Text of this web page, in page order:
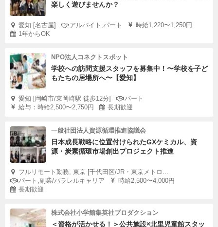
楽しく遊びませんか？
愛知 [名古屋] アルバイト,パート
時給1,220〜1,250円
1年からOK
NPO法人コネクトスポット
学校への訪問支援スタッフを募集中！〜学校を子ど
もたちの居場所へ〜【愛知】
愛知 [岡崎市/東岡崎駅 徒歩12分]
パート
給与：時給2,500〜2,750円
長期歓迎
一般社団法人資源循環推進協議会
日本成長戦略に位置付けられたGXケミカル、資
源・炭素循環市場創出プロジェクト推進
フルリモート勤務, 東京 [千代田区/JR・東京メトロ...
パート,副業/パラレルキャリア
時給2,500〜4,000円
長期歓迎
株式会社小学館集英社プロダクション
＜資格が活かせる！＞公共施設×北里児童館スタッ